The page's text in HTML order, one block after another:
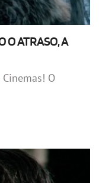
O ATRASO, A
O